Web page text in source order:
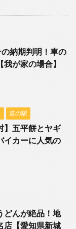
納期判明！車の
が家の場合】
道の駅
】五平餅とヤギ
イカーに人気の
どんが絶品！地
店【愛知県新城